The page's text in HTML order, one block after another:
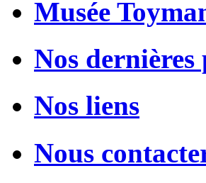
Musée
Nos dernières
Nos liens
Nous